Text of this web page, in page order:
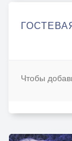
Чтобы